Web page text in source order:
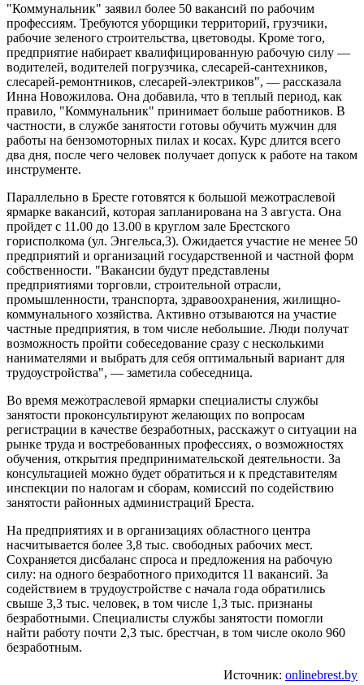
"Коммунальник" заявил более 50 вакансий по рабочим
профессиям. Требуются уборщики территорий, грузчики,
рабочие зеленого строительства, цветоводы. Кроме того,
предприятие набирает квалифицированную рабочую силу —
водителей, водителей погрузчика, слесарей-сантехников,
слесарей-ремонтников, слесарей-электриков", — рассказала
Инна Новожилова. Она добавила, что в теплый период, как
правило, "Коммунальник" принимает больше работников. В
частности, в службе занятости готовы обучить мужчин для
работы на бензомоторных пилах и косах. Курс длится всего
два дня, после чего человек получает допуск к работе на таком
инструменте.
Параллельно в Бресте готовятся к большой межотраслевой
ярмарке вакансий, которая запланирована на 3 августа. Она
пройдет с 11.00 до 13.00 в круглом зале Брестского
горисполкома (ул. Энгельса,3). Ожидается участие не менее 50
предприятий и организаций государственной и частной форм
собственности. "Вакансии будут представлены
предприятиями торговли, строительной отрасли,
промышленности, транспорта, здравоохранения, жилищно-
коммунального хозяйства. Активно отзываются на участие
частные предприятия, в том числе небольшие. Люди получат
возможность пройти собеседование сразу с несколькими
нанимателями и выбрать для себя оптимальный вариант для
трудоустройства", — заметила собеседница.
Во время межотраслевой ярмарки специалисты службы
занятости проконсультируют желающих по вопросам
регистрации в качестве безработных, расскажут о ситуации на
рынке труда и востребованных профессиях, о возможностях
обучения, открытия предпринимательской деятельности. За
консультацией можно будет обратиться и к представителям
инспекции по налогам и сборам, комиссий по содействию
занятости районных администраций Бреста.
На предприятиях и в организациях областного центра
насчитывается более 3,8 тыс. свободных рабочих мест.
Сохраняется дисбаланс спроса и предложения на рабочую
силу: на одного безработного приходится 11 вакансий. За
содействием в трудоустройстве с начала года обратились
свыше 3,3 тыс. человек, в том числе 1,3 тыс. признаны
безработными. Специалисты службы занятости помогли
найти работу почти 2,3 тыс. брестчан, в том числе около 960
безработным.
Источник: onlinebrest.by